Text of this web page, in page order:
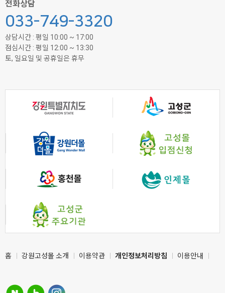
전화상담
033-749-3320
상담시간 : 평일 10:00 ~ 17:00
점심시간 : 평일 12:00 ~ 13:30
토, 일요일 및 공휴일은 휴무
홈 강원고성몰 소개 이용약관 개인정보처리방침 이용안내